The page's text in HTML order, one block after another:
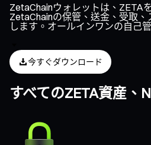
ZetaChainウォレットは、ZETA
ZetaChainの保管、送金、受取
します。オールインワンの自己
今すぐダウンロード
すべてのZETA資産